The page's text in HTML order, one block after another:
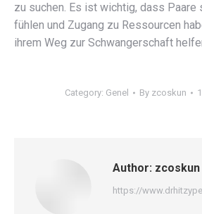
zu suchen. Es ist wichtig, dass
fühlen und Zugang zu Ressourcen
ihrem Weg zur Schwangerschaft
Category: Genel By zcoskun
Author: zcoskun
https://